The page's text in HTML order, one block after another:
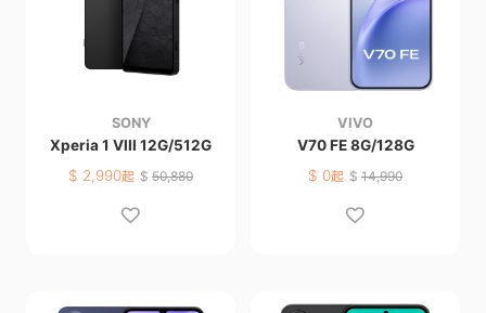
SONY
Xperia 1 VIII 12G/512G
$ 2,990起 $ 50,880
VIVO
V70 FE 8G/128G
$ 0起 $ 14,990